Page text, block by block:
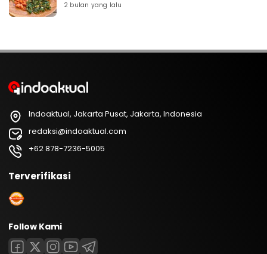
2 bulan yang lalu
Indoaktual, Jakarta Pusat, Jakarta, Indonesia
redaksi@indoaktual.com
+62 878-7236-5005
Terverifikasi
Follow Kami